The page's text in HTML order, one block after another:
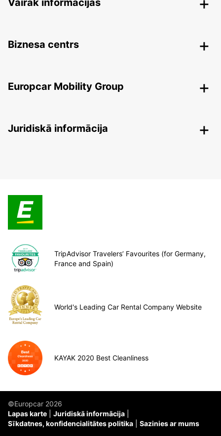
Vairāk informācijas
Biznesa centrs
Europcar Mobility Group
Juridiskā informācija
TripAdvisor Travelers’ Favourites (for Germany,
France and Spain)
World's Leading Car Rental Company Website
KAYAK 2020 Best Cleanliness
©Europcar 2026
Lapas karte
Juridiskā informācija
Sīkdatnes, konfidencialitātes politika
Sazinies ar mums